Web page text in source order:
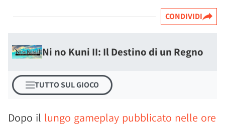
CONDIVIDI
Ni no Kuni II: Il Destino di un Regno
TUTTO SUL GIOCO
Dopo il lungo gameplay pubblicato nelle ore